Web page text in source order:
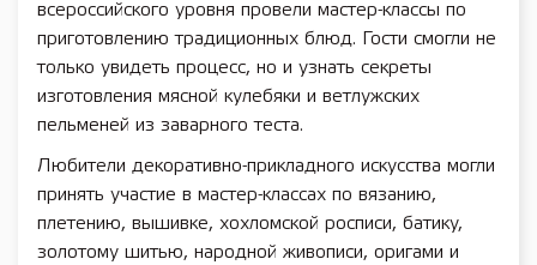
всероссийского уровня провели мастер-классы по
приготовлению традиционных блюд. Гости смогли не
только увидеть процесс, но и узнать секреты
изготовления мясной кулебяки и ветлужских
пельменей из заварного теста.
Любители декоративно-прикладного искусства могли
принять участие в мастер-классах по вязанию,
плетению, вышивке, хохломской росписи, батику,
золотому шитью, народной живописи, оригами и